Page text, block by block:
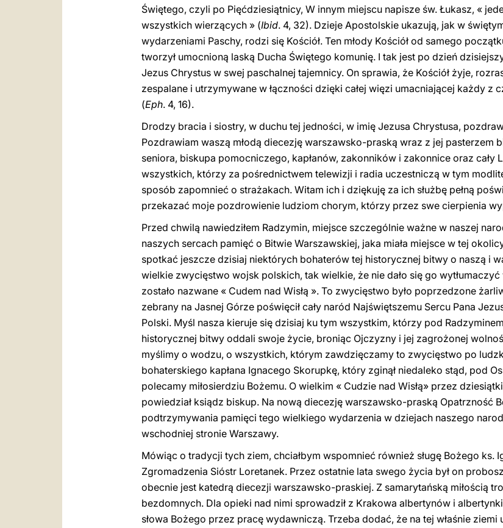
Świętego, czyli po Pięćdziesiątnicy, W innym miejscu napisze św. Łukasz, «
wszystkich wierzących » (Ibid. 4, 32). Dzieje Apostolskie ukazują, jak w
wydarzeniami Paschy, rodzi się Kościół. Ten młody Kościół od samego
tworzył umocnioną laską Ducha Świętego komunię. I tak jest po dzień
Jezus Chrystus w swej paschalnej tajemnicy. On sprawia, że Kościół żyje,
zespalane i utrzymywane w łączności dzięki całej więzi umacniającej każdy z
(Eph. 4, 16).
Drodzy bracia i siostry, w duchu tej jedności, w imię Jezusa Chrystusa,
Pozdrawiam waszą młodą diecezję warszawsko-praską wraz z jej pasterzem
seniora, biskupa pomocniczego, kapłanów, zakonników i zakonnice oraz cały
wszystkich, którzy za pośrednictwem telewizji i radia uczestniczą w tym
sposób zapomnieć o strażakach. Witam ich i dziękuję za ich służbę pełną
przekazać moje pozdrowienie ludziom chorym, którzy przez swe cierpienia
Przed chwilą nawiedziłem Radzymin, miejsce szczególnie ważne w naszej
naszych sercach pamięć o Bitwie Warszawskiej, jaka miała miejsce w tej
spotkać jeszcze dzisiaj niektórych bohaterów tej historycznej bitwy o naszą i
wielkie zwycięstwo wojsk polskich, tak wielkie, że nie dało się go
zostało nazwane « Cudem nad Wisłą ». To zwycięstwo było poprzedzone
zebrany na Jasnej Górze poświęcił cały naród Najświętszemu Sercu Pana
Polski. Myśl nasza kieruje się dzisiaj ku tym wszystkim, którzy pod
historycznej bitwy oddali swoje życie, broniąc Ojczyzny i jej zagrożonej
myślimy o wodzu, o wszystkich, którym zawdzięczamy to zwycięstwo po
bohaterskiego kapłana Ignacego Skorupkę, który zginął niedaleko stąd, pod
polecamy miłosierdziu Bożemu. O wielkim « Cudzie nad Wisłą» przez
powiedział ksiądz biskup. Na nową diecezję warszawsko-praską Opatrzność
podtrzymywania pamięci tego wielkiego wydarzenia w dziejach naszego
wschodniej stronie Warszawy.
Mówiąc o tradycji tych ziem, chciałbym wspomnieć również sługę Bożego ks.
Zgromadzenia Sióstr Loretanek. Przez ostatnie lata swego życia był on
obecnie jest katedrą diecezji warszawsko-praskiej. Z samarytańską miłością
bezdomnych. Dla opieki nad nimi sprowadził z Krakowa albertynów i
słowa Bożego przez pracę wydawniczą. Trzeba dodać, że na tej właśnie